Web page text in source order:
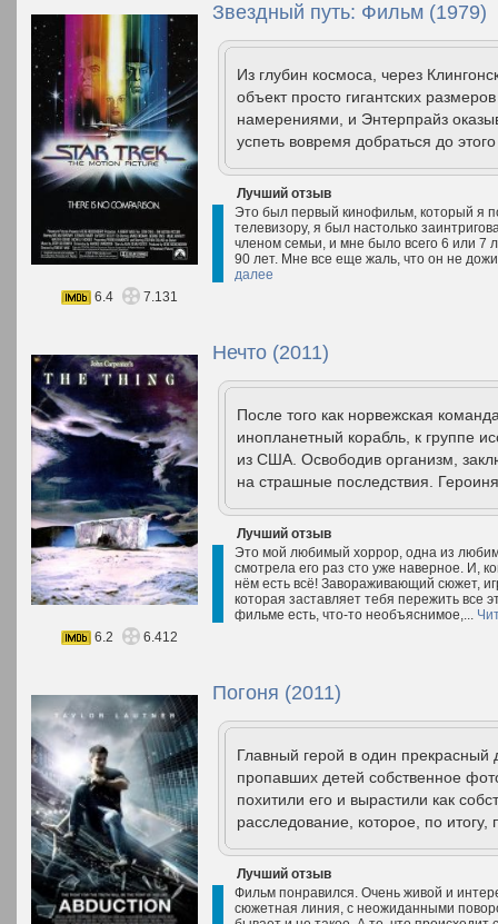
Звездный путь: Фильм (1979)
Из глубин космоса, через
объект просто гигантских
намерениями, и Энтерпрайз
успеть вовремя добраться до
Лучший отзыв
Это был первый кинофильм, который я
телевизору, я был настолько
членом семьи, и мне было всего 6 или 7
90 лет. Мне все еще жаль, что он не
далее
6.4
7.131
Нечто (2011)
После того как норвежская
инопланетный корабль, к группе
из США. Освободив организм,
на страшные последствия.
Лучший отзыв
Это мой любимый хоррор, одна из
смотрела его раз сто уже наверное. И,
нём есть всё! Завораживающий сюжет,
которая заставляет тебя пережить все
фильме есть, что-то необъяснимое,...
6.2
6.412
Погоня (2011)
Главный герой в один прекрасный
пропавших детей собственное
похитили его и вырастили как
расследование, которое, по
Лучший отзыв
Фильм понравился. Очень живой и
сюжетная линия, с неожиданными